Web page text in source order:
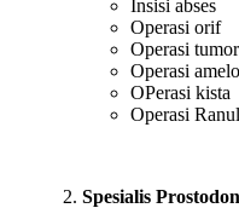
Insisi abses
Operasi orif
Operasi
Operasi
OPerasi kista
Operasi
Spesialis